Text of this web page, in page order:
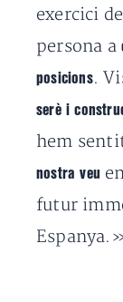
exercici
persona a
posicions.
serè i
hem
nostra veu
futur